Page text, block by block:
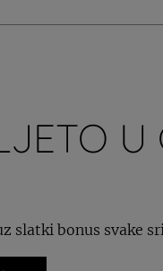
U
slatki bonus svake